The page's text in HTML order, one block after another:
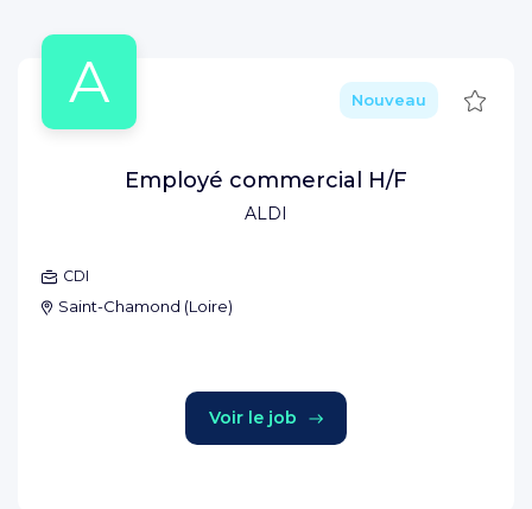
A
ALDI
Nouveau
Employé commercial H/F
CDI
Saint-Chamond (Loire)
Voir le job